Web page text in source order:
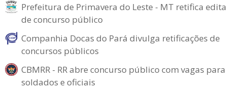
Prefeitura de Primavera do Leste - MT retifica
de concurso público
Companhia Docas do Pará divulga retificações de
concursos públicos
CBMRR - RR abre concurso público com vagas para
soldados e oficiais